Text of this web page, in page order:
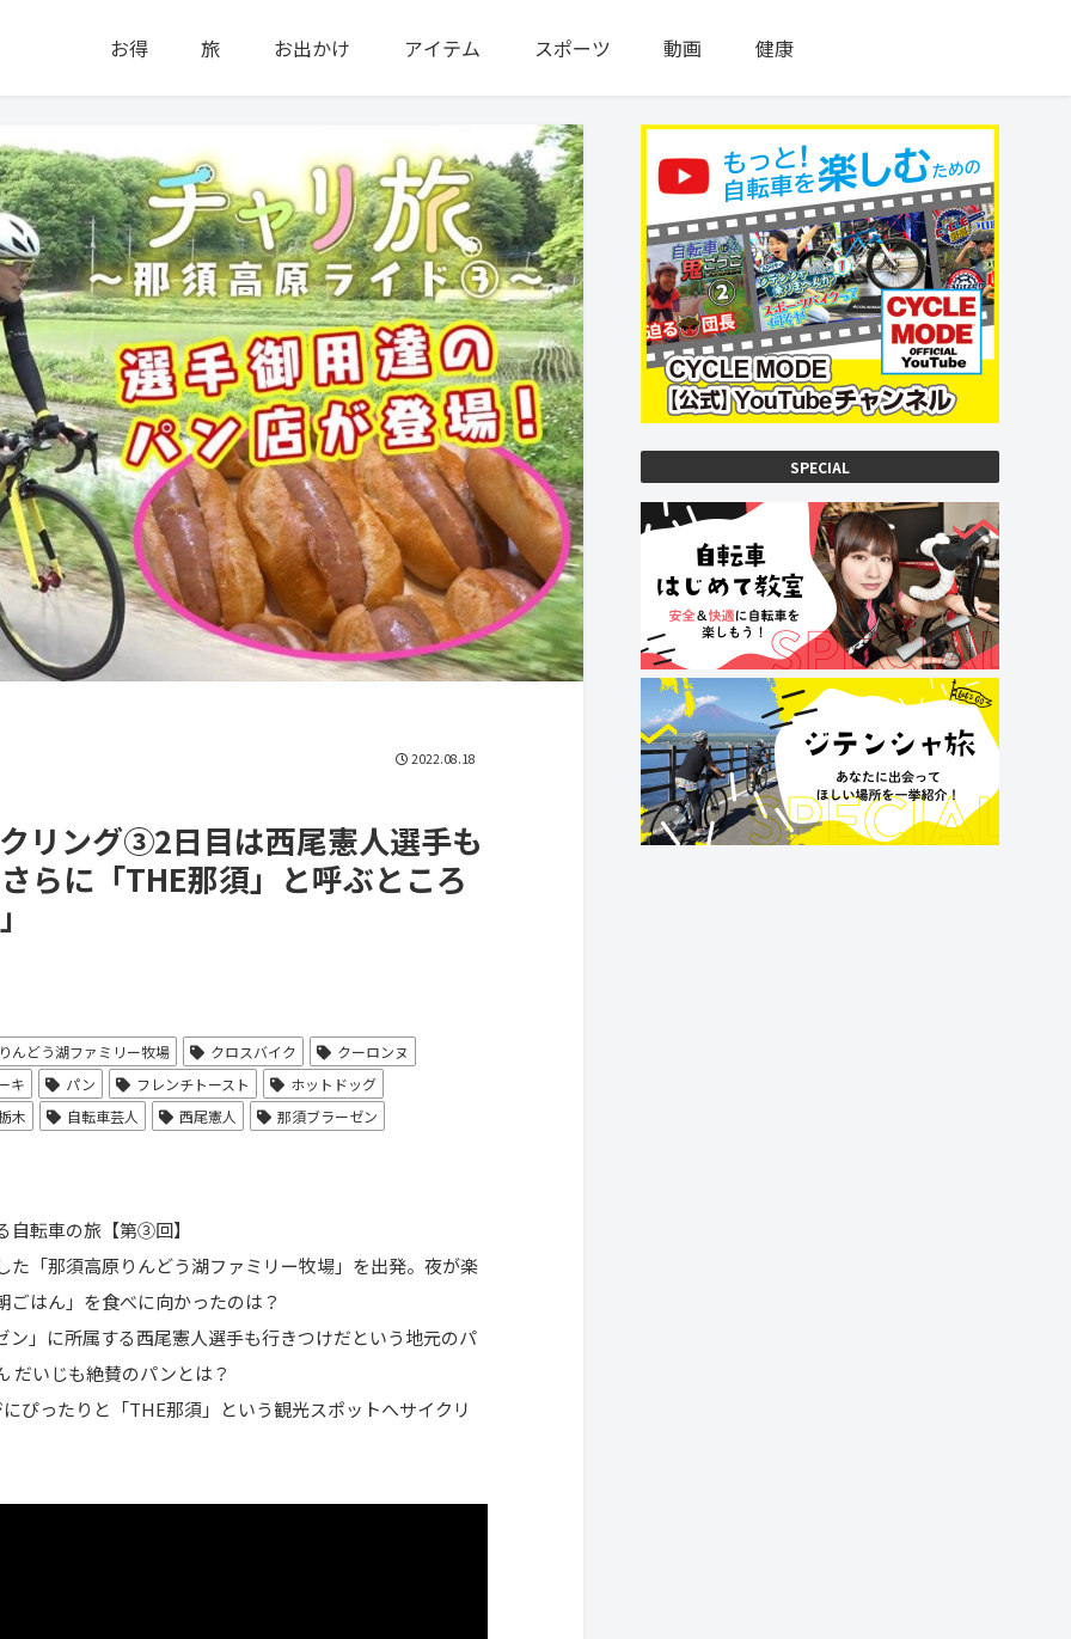
お得 旅 お出かけ アイテム スポーツ 動画 健康
リング③2日目は西尾憲人選手も
らに「THE那須」と呼ぶところ
2022.08.18
んどう湖ファミリー牧場 クロスバイク
クーロンヌ
キ
パン フレンチトースト
ホットドッグ
木
自転車芸人 西尾憲人 那須ブラーゼン
自転車の旅【第➂回】
た「那須高原りんどう湖ファミリー牧場」を出発。夜が楽
はん」を食べに向かったのは？
」に所属する西尾憲人選手も行きつけだという地元のパ
だいじも絶賛のパンとは？
ぴったりと「THE那須」という観光スポットへサイクリ
SPECIAL